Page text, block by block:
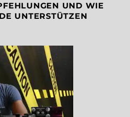
UND WIE
UNTERSTÜTZEN